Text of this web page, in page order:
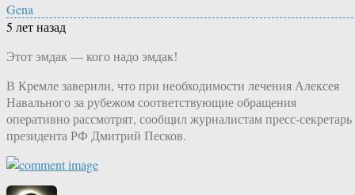
Gena
5 лет назад
Этот эмдак — кого надо эмдак!
В Кремле заверили, что при необходимости лечения Алексея
Навального за рубежом соответствующие обращения
оперативно рассмотрят, сообщил журналистам пресс-секретарь
президента РФ Дмитрий Песков.